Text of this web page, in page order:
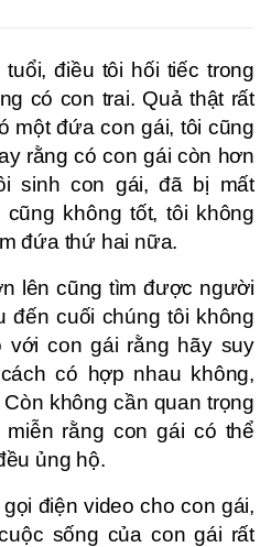
điều tôi hối tiếc trong
có con trai. Quả thật rất
một đứa con gái, tôi cũng
rằng có con gái còn hơn
sinh con gái, đã bị mất
không tốt, tôi không
đứa thứ hai nữa.
lên cũng tìm được người
đến cuối chúng tôi không
với con gái rằng hãy suy
có hợp nhau không,
không cần quan trọng
rằng con gái có thể
ủng hộ.
điện video cho con gái,
sống của con gái rất